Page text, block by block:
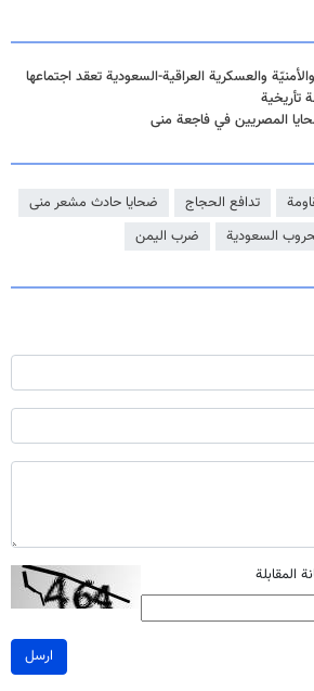
والعسكرية العراقية-السعودية تعقد اجتماعها
تأريخية
المصريين في فاجعة منى
تدافع الحجاج
ضحايا حادث مشعر منى
السعودية ضرب اليمن
المقابلة
ارسل